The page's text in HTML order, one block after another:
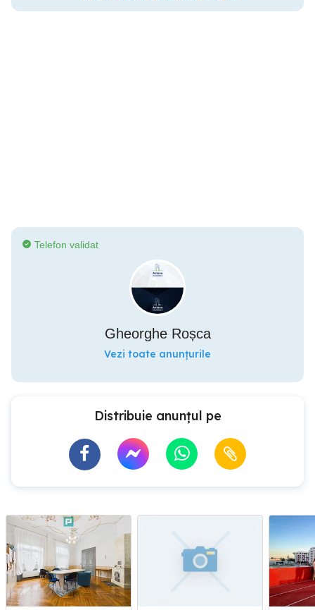
Telefon validat
Gheorghe Roșca
Vezi toate anunțurile
Distribuie anunțul pe